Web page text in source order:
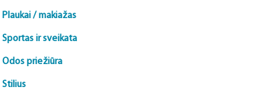
Plaukai / makiažas
Sportas ir sveikata
Odos priežiūra
Stilius